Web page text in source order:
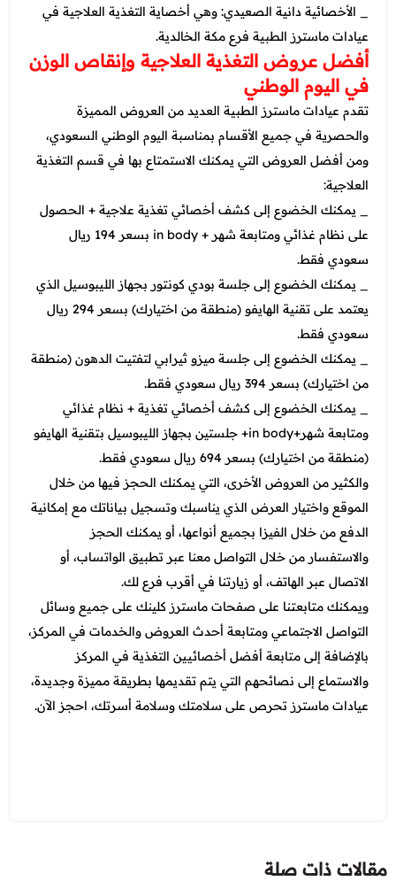
_ الأخصائية دانية الصعيدي: وهي أخصاية التغذية العلاجية في
عيادات ماسترز الطبية فرع مكة الخالدية.
أفضل عروض التغذية العلاجية وإنقاص الوزن
في اليوم الوطني
تقدم عيادات ماسترز الطبية العديد من العروض المميزة
والحصرية في جميع الأقسام بمناسبة اليوم الوطني السعودي،
ومن أفضل العروض التي يمكنك الاستمتاع بها في قسم التغذية
العلاجية:
_ يمكنك الخضوع إلى كشف أخصائي تغذية علاجية + الحصول
على نظام غذائي ومتابعة شهر + in body بسعر 194 ريال
سعودي فقط.
_ يمكنك الخضوع إلى جلسة بودي كونتور بجهاز الليبوسيل الذي
يعتمد على تقنية الهايفو (منطقة من اختيارك) بسعر 294 ريال
سعودي فقط.
_ يمكنك الخضوع إلى جلسة ميزو ثيرابي لتفتيت الدهون (منطقة
من اختيارك) بسعر 394 ريال سعودي فقط.
_ يمكنك الخضوع إلى كشف أخصائي تغذية + نظام غذائي
ومتابعة شهر+in body+ جلستين بجهاز الليبوسيل بتقنية الهايفو
(منطقة من اختيارك) بسعر 694 ريال سعودي فقط.
والكثير من العروض الأخرى، التي يمكنك الحجز فيها من خلال
الموقع واختيار العرض الذي يناسبك وتسجيل بياناتك مع إمكانية
الدفع من خلال الفيزا بجميع أنواعها، أو يمكنك الحجز
والاستفسار من خلال التواصل معنا عبر تطبيق الواتساب، أو
الاتصال عبر الهاتف، أو زيارتنا في أقرب فرع لك.
ويمكنك متابعتنا على صفحات ماسترز كلينك على جميع وسائل
التواصل الاجتماعي ومتابعة أحدث العروض والخدمات في المركز،
بالإضافة إلى متابعة أفضل أخصائيين التغذية في المركز
والاستماع إلى نصائحهم التي يتم تقديمها بطريقة مميزة وجديدة،
عيادات ماسترز تحرص على سلامتك وسلامة أسرتك، احجز الآن.
مقالات ذات صلة